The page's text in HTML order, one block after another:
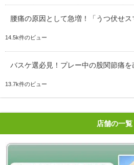
腰痛の原因として急増！「うつ伏せ
14.5k件のビュー
バスケ選必見！プレー中の股関節痛を
13.7k件のビュー
店舗の一覧